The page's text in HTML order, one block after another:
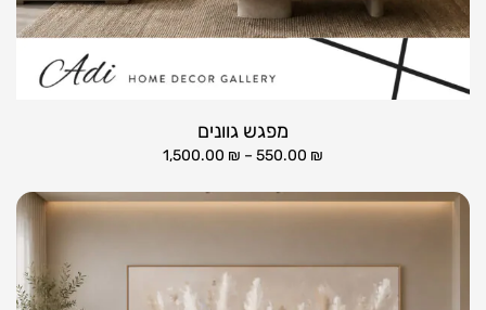
מפגש גוונים
550.00 ₪
–
1,500.00 ₪